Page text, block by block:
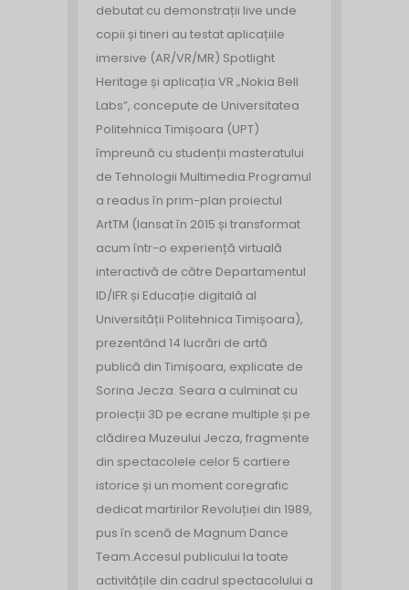
debutat cu demonstrații live unde
copii și tineri au testat aplicațiile
imersive (AR/VR/MR) Spotlight
Heritage și aplicația VR „Nokia Bell
Labs”, concepute de Universitatea
Politehnica Timișoara (UPT)
împreună cu studenții masteratului
de Tehnologii Multimedia.Programul
a readus în prim-plan proiectul
ArtTM (lansat în 2015 și transformat
acum într-o experiență virtuală
interactivă de către Departamentul
ID/IFR și Educație digitală al
Universității Politehnica Timișoara),
prezentând 14 lucrări de artă
publică din Timișoara, explicate de
Sorina Jecza. Seara a culminat cu
proiecții 3D pe ecrane multiple și pe
clădirea Muzeului Jecza, fragmente
din spectacolele celor 5 cartiere
istorice și un moment coregrafic
dedicat martirilor Revoluției din 1989,
pus în scenă de Magnum Dance
Team.Accesul publicului la toate
activitățile din cadrul spectacolului a